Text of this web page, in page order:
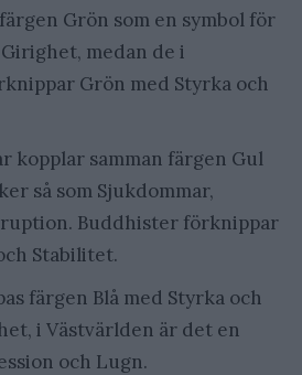
Grön som en symbol för
medan de i
Grön med Styrka och
kopplar samman färgen Gul
så som Sjukdommar,
Buddhister förknippar
Stabilitet.
färgen Blå med Styrka och
i Västvärlden är det en
och Lugn.